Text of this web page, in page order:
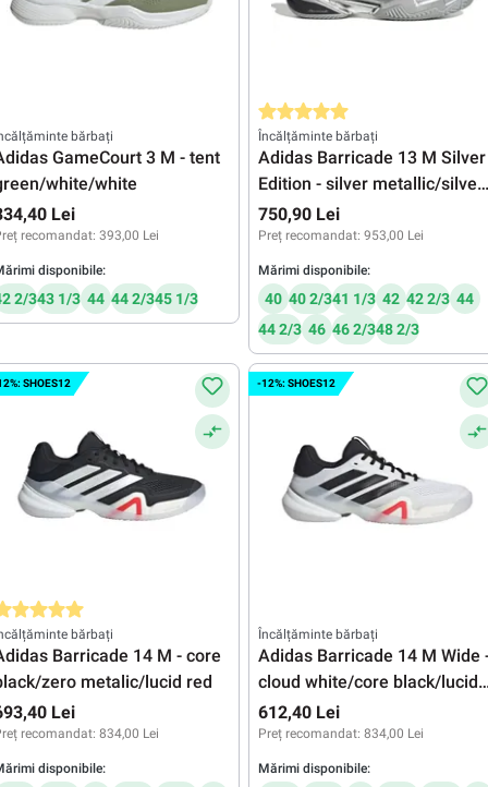
bărbați
GameCourt 3 M - tent
white/white
Lei
recomandat: 393,00 Lei
disponibile:
2/343 1/3 44 44 2/345 1/3
Evaluarea medie de 5 din 5 stele
Încălțăminte bărbați
Adidas Barricade 13 M Silver
Edition - silver metallic/silver
metallic/dash grey
750,90 Lei
Preț recomandat: 953,00 Lei
Mărimi disponibile:
40 40 2/341 1/3 42 42 2/3 44
44 2/3 46 46 2/348 2/3
SHOES12
medie de 5 din 5 stele
bărbați
Barricade 14 M - core
zero metalic/lucid red
Lei
recomandat: 834,00 Lei
disponibile:
-12%: SHOES12
Încălțăminte bărbați
Adidas Barricade 14 M Wide
cloud white/core black/lucid
red
612,40 Lei
Preț recomandat: 834,00 Lei
Mărimi disponibile: